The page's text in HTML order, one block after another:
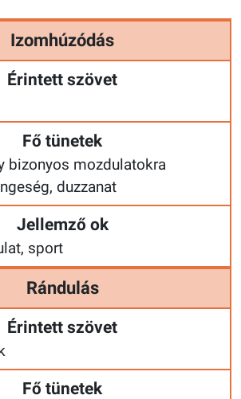
Izomhúzódás
Érintett szövet
Fő tünetek
bizonyos mozdulatokra
duzzanat
Jellemző ok
sport
Rándulás
Érintett szövet
Fő tünetek